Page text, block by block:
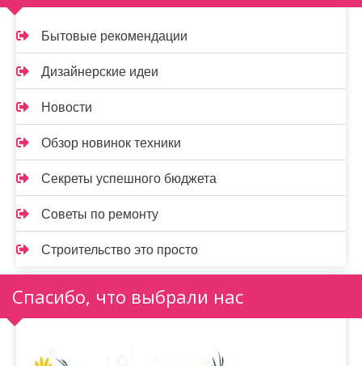
Бытовые рекомендации
Дизайнерские идеи
Новости
Обзор новинок техники
Секреты успешного бюджета
Советы по ремонту
Строительство это просто
Спасибо, что выбрали нас